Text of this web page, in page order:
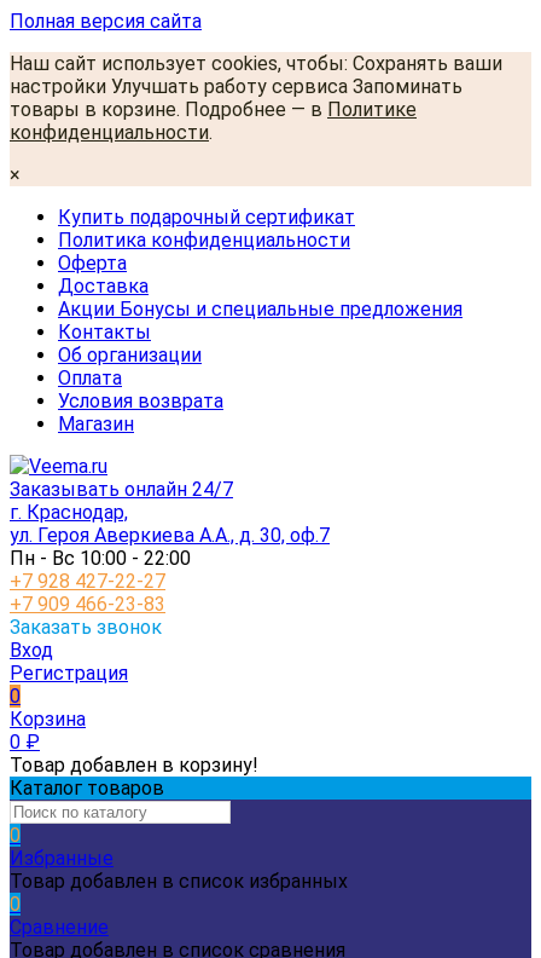
Полная версия сайта
Наш сайт использует cookies, чтобы: Сохранять ваши
настройки Улучшать работу сервиса Запоминать
товары в корзине. Подробнее — в Политике
конфиденциальности.
×
Купить подарочный сертификат
Политика конфиденциальности
Оферта
Доставка
Акции Бонусы и специальные предложения
Контакты
Об организации
Оплата
Условия возврата
Магазин
Заказывать онлайн 24/7
г. Краснодар,
ул. Героя Аверкиева А.А., д. 30, оф.7
Пн - Вс 10:00 - 22:00
+7 928 427-22-27
+7 909 466-23-83
Заказать звонок
Вход
Регистрация
0
Корзина
0 ₽
Товар добавлен в корзину!
Каталог товаров
0
Избранные
Товар добавлен в список избранных
0
Сравнение
Товар добавлен в список сравнения